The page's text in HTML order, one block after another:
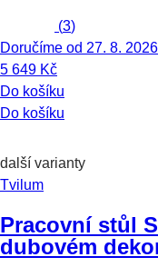
(3)
Doručíme od 27. 8. 2026
5 649 Kč
Do košíku
Do košíku
další varianty
Tvilum
Pracovní stůl
dubovém